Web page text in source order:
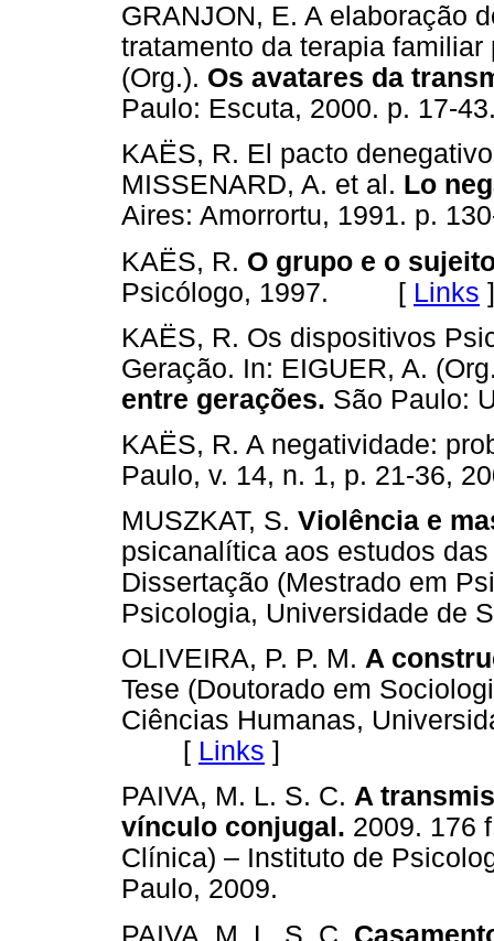
GRANJON, E. A elaboração
tratamento da terapia
(Org.). Os avatares da
Paulo: Escuta, 2000. p.
KAËS, R. El pacto
MISSENARD, A. et al. Lo
Aires: Amorrortu, 1991.
KAËS, R. O grupo e o
Psicólogo, 1997. [ Links ]
KAËS, R. Os dispositivos
Geração. In: EIGUER, A.
entre gerações. São
KAËS, R. A negatividade:
Paulo, v. 14, n. 1, p. 21-
MUSZKAT, S. Violência e
psicanalítica aos estudos
Dissertação (Mestrado em
Psicologia, Universidade de
OLIVEIRA, P. P. M. A
Tese (Doutorado em
Ciências Humanas,
[ Links ]
PAIVA, M. L. S. C. A
vínculo conjugal. 2009. 176
Clínica) – Instituto de
Paulo, 2009.
PAIVA, M. L. S. C.